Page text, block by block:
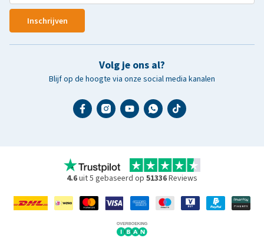
Inschrijven
Volg je ons al?
Blijf op de hoogte via onze social media kanalen
4.6uit 5 gebaseerd op 51336Reviews